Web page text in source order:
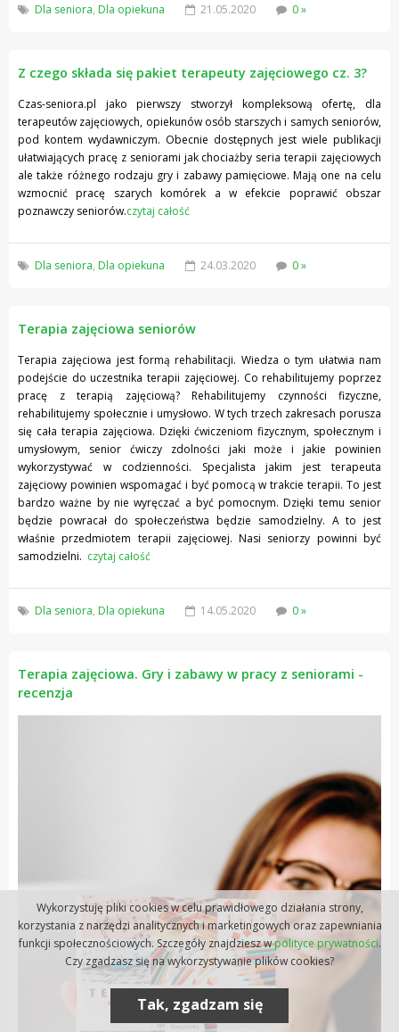
Dla seniora, Dla opiekuna 21.05.2020 0 »
Z czego składa się pakiet terapeuty zajęciowego cz. 3?
Czas-seniora.pl jako pierwszy stworzył kompleksową ofertę, dla
terapeutów zajęciowych, opiekunów osób starszych i samych seniorów,
pod kontem wydawniczym. Obecnie dostępnych jest wiele publikacji
ułatwiających pracę z seniorami jak chociażby seria terapii zajęciowych
ale także różnego rodzaju gry i zabawy pamięciowe. Mają one na celu
wzmocnić pracę szarych komórek a w efekcie poprawić obszar
poznawczy seniorów.czytaj całość
Dla seniora, Dla opiekuna 24.03.2020 0 »
Terapia zajęciowa seniorów
Terapia zajęciowa jest formą rehabilitacji. Wiedza o tym ułatwia nam
podejście do uczestnika terapii zajęciowej. Co rehabilitujemy poprzez
pracę z terapią zajęciową? Rehabilitujemy czynności fizyczne,
rehabilitujemy społecznie i umysłowo. W tych trzech zakresach porusza
się cała terapia zajęciowa. Dzięki ćwiczeniom fizycznym, społecznym i
umysłowym, senior ćwiczy zdolności jaki może i jakie powinien
wykorzystywać w codzienności. Specjalista jakim jest terapeuta
zajęciowy powinien wspomagać i być pomocą w trakcie terapii. To jest
bardzo ważne by nie wyręczać a być pomocnym. Dzięki temu senior
będzie powracał do społeczeństwa będzie samodzielny. A to jest
właśnie przedmiotem terapii zajęciowej. Nasi seniorzy powinni być
samodzielni. czytaj całość
Dla seniora, Dla opiekuna 14.05.2020 0 »
Terapia zajęciowa. Gry i zabawy w pracy z seniorami -
recenzja
Wykorzystuję pliki cookies w celu prawidłowego działania strony,
korzystania z narzędzi analitycznych i marketingowych oraz zapewniania
funkcji społecznościowych. Szczegóły znajdziesz wpolityce prywatności.
Czy zgadzasz się na wykorzystywanie plików cookies?
Tak, zgadzam się